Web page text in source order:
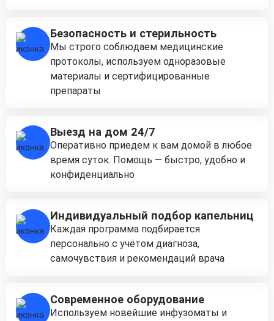
Безопасность и стерильность
Мы строго соблюдаем медицинские
протоколы, используем одноразовые
материалы и сертифицированные
препараты
Выезд на дом 24/7
Оперативно приедем к вам домой в любое
время суток. Помощь — быстро, удобно и
конфиденциально
Индивидуальный подбор капельниц
Каждая программа подбирается
персонально с учётом диагноза,
самочувствия и рекомендаций врача
Современное оборудование
Используем новейшие инфузоматы и